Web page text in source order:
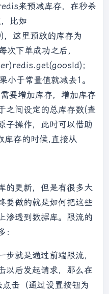
来预减库存，在秒杀
比如
这里预放的库存为
次下单成功之后，
小于常量值就减去1。
要增加库存，增加库存
之间设定的总库存数(查
子操作，此时可以借助
库存的时候,直接从
的更新，但是有很多大
要做的就是如何把这些
渗透到数据库。限流的
步就是通过前端限流，
以后发起请求，那么在
击（通过设置按钮为